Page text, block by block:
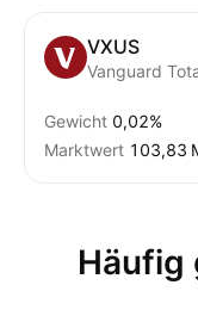
VXUS
Gewicht 0,02%
Marktwert ‪103,83
Häufig